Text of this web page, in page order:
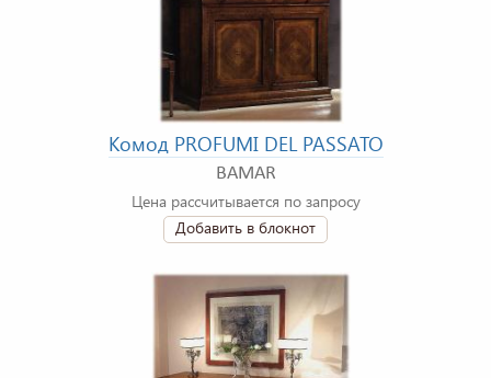
Комод PROFUMI DEL PASSATO
BAMAR
Цена рассчитывается по запросу
Добавить в блокнот